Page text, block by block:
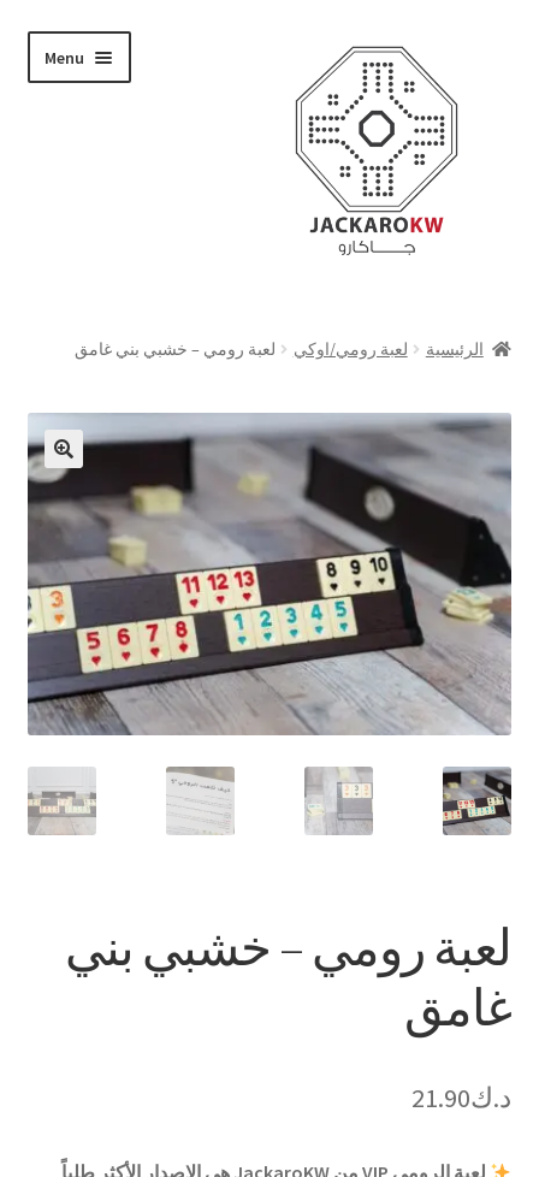
navigation
content
Menu
حسابي
الدفع
تواصل معنا
العربية
Expand
menu
الرئيسية لعبة رومي/اوكي لعبة رومي – خشبي بني غامق
لعبة رومي – خشبي بني
غامق
د.ك21.90